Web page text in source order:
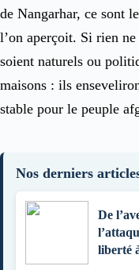
de Nangarhar, ce sont
l’on aperçoit. Si rien
soient naturels ou
maisons : ils
stable pour le peuple
Nos derniers
De
liberté